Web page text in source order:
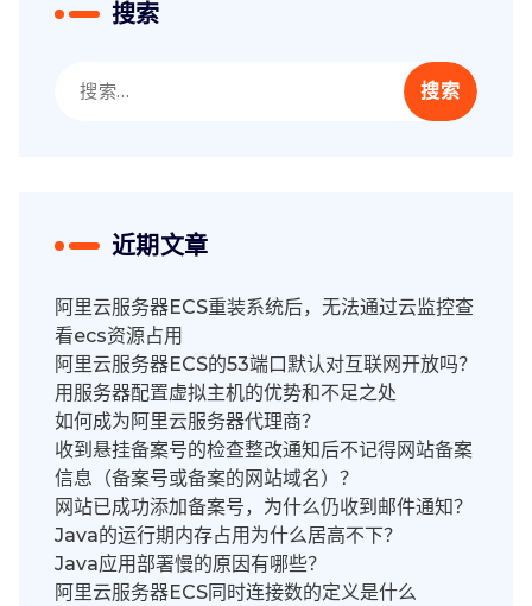
搜索
索：
近期文章
阿里云服务器ECS重装系统后，无法通过云监控查
看ecs资源占用
阿里云服务器ECS的53端口默认对互联网开放吗？
用服务器配置虚拟主机的优势和不足之处
如何成为阿里云服务器代理商？
收到悬挂备案号的检查整改通知后不记得网站备案
信息（备案号或备案的网站域名）？
网站已成功添加备案号，为什么仍收到邮件通知？
Java的运行期内存占用为什么居高不下？
Java应用部署慢的原因有哪些？
阿里云服务器ECS同时连接数的定义是什么